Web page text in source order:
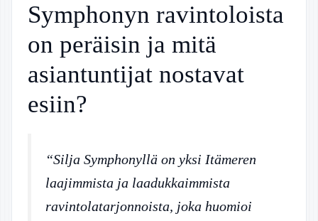
Symphonyn ravintoloista
on peräisin ja mitä
asiantuntijat nostavat
esiin?
“Silja Symphonyllä on yksi Itämeren
laajimmista ja laadukkaimmista
ravintolatarjonnoista, joka huomioi